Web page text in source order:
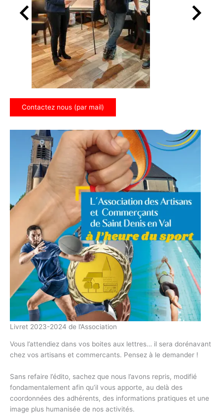
Contactez nous (par mail)
Livret 2023-2024 de l’Association
Vous l’attendiez dans vos boites aux lettres… il sera dorénavant
chez vos artisans et commercants. Pensez à le demander !
Sans refaire l’édito, sachez que nous l’avons repris, modifié
fondamentalement afin qu’il vous apporte, au delà des
coordonnées des adhérents, des informations pratiques et une
image plus humanisée de nos activités.